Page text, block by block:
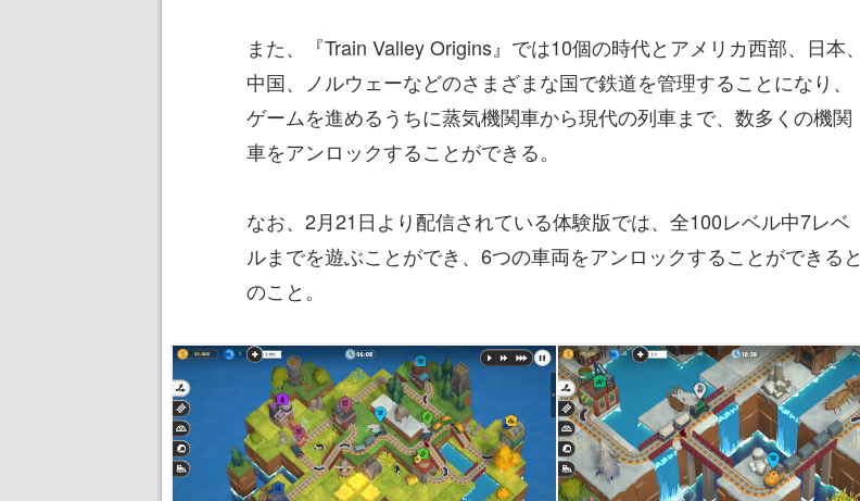
また、『Train Valley Origins』では10個の時代とアメリカ西部、日本、
中国、ノルウェーなどのさまざまな国で鉄道を管理することになり、
ゲームを進めるうちに蒸気機関車から現代の列車まで、数多くの機関
車をアンロックすることができる。
なお、2月21日より配信されている体験版では、全100レベル中7レベ
ルまでを遊ぶことができ、6つの車両をアンロックすることができると
のこと。